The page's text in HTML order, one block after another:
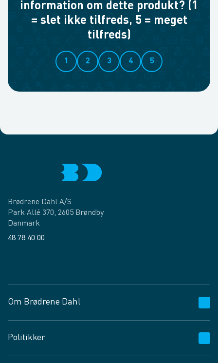
information om dette produkt? (1
= slet ikke tilfreds, 5 = meget
tilfreds)
1 2 3 4 5
Brødrene Dahl A/S
Park Allé 370, 2605 Brøndby
Danmark
48 78 40 00
Om Brødrene Dahl
Vagttelefon 30 10 89 89
Spørgsmål og svar
Politikker